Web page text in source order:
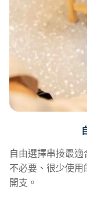
自由選擇串接最
不必要、很少使
開支。